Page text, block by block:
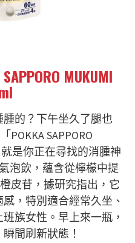
MUKUMI
的？下午坐久了腿也
POKKA SAPPORO
是你正在尋找的消腫神
泡飲，蘊含從檸檬中提
皮苷，據研究指出，它
，特別適合經常久坐、
族女性。早上來一瓶，
間刷新狀態！